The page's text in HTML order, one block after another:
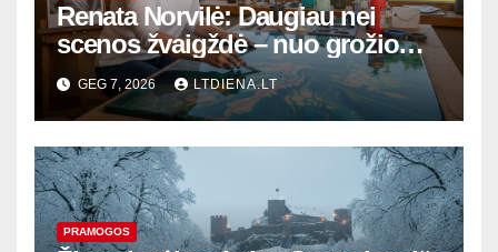
Renata Norvilė: Daugiau nei
scenos žvaigždė – nuo grožio
karalienės titulo iki epoksidinio
meno ir sodybos ramybės
GEG 7, 2026 LTDIENA.LT
PRAMOGOS